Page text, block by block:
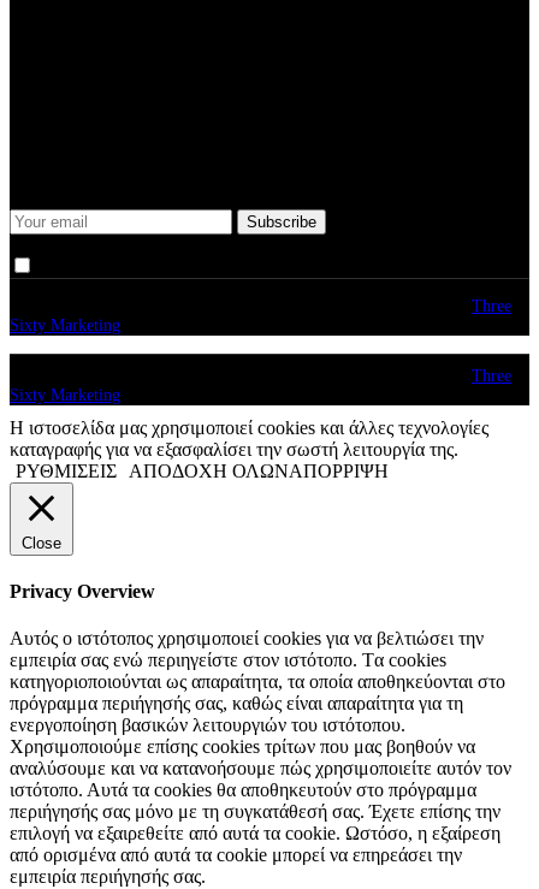
Three
Sixty Marketing
Three
Sixty Marketing
Η ιστοσελίδα μας χρησιμοποιεί cookies και άλλες τεχνολογίες
καταγραφής για να εξασφαλίσει την σωστή λειτουργία της.
ΡΥΘΜΙΣΕΙΣ
ΑΠΟΔΟΧΗ ΟΛΩΝΑΠΟΡΡΙΨΗ
Close
Privacy Overview
Αυτός ο ιστότοπος χρησιμοποιεί cookies για να βελτιώσει την
εμπειρία σας ενώ περιηγείστε στον ιστότοπο. Tα cookies
κατηγοριοποιούνται ως απαραίτητα, τα οποία αποθηκεύονται στο
πρόγραμμα περιήγησής σας, καθώς είναι απαραίτητα για τη
ενεργοποίηση βασικών λειτουργιών του ιστότοπου.
Χρησιμοποιούμε επίσης cookies τρίτων που μας βοηθούν να
αναλύσουμε και να κατανοήσουμε πώς χρησιμοποιείτε αυτόν τον
ιστότοπο. Αυτά τα cookies θα αποθηκευτούν στο πρόγραμμα
περιήγησής σας μόνο με τη συγκατάθεσή σας. Έχετε επίσης την
επιλογή να εξαιρεθείτε από αυτά τα cookie. Ωστόσο, η εξαίρεση
από ορισμένα από αυτά τα cookie μπορεί να επηρεάσει την
εμπειρία περιήγησής σας.